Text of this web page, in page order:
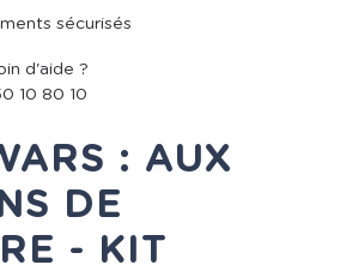
sécurisés
d'aide ?
10 80 10
: AUX
DE
- KIT